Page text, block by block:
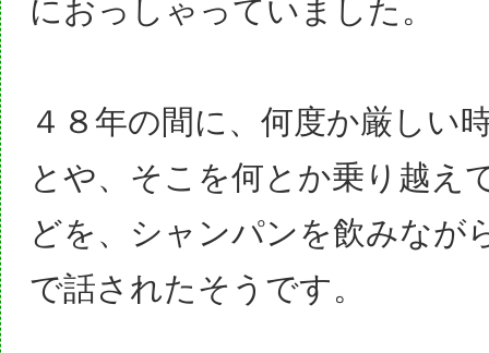
におっしゃっていました。
４８年の間に、何度か厳しい
とや、そこを何とか乗り越え
どを、シャンパンを飲みなが
で話されたそうです。